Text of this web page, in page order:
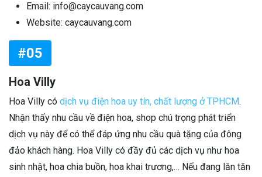
Email: info@caycauvang.com
Website: caycauvang.com
#05
Hoa Villy
Hoa Villy có dịch vụ điện hoa uy tín, chất lượng ở TPHCM.
Nhận thấy nhu cầu về điện hoa, shop chú trọng phát triển
dịch vụ này để có thể đáp ứng nhu cầu quà tặng của đông
đảo khách hàng. Hoa Villy có đầy đủ các dịch vụ như hoa
sinh nhật, hoa chia buồn, hoa khai trương,… Nếu đang lăn tăn